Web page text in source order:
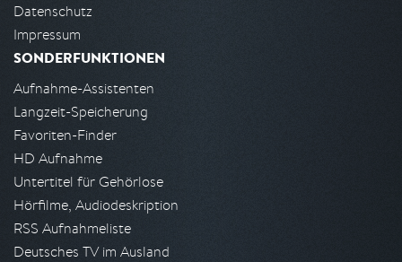
Datenschutz
Impressum
SONDERFUNKTIONEN
Aufnahme-Assistenten
Langzeit-Speicherung
Favoriten-Finder
HD Aufnahme
Untertitel für Gehörlose
Hörfilme, Audiodeskription
RSS Aufnahmeliste
Deutsches TV im Ausland